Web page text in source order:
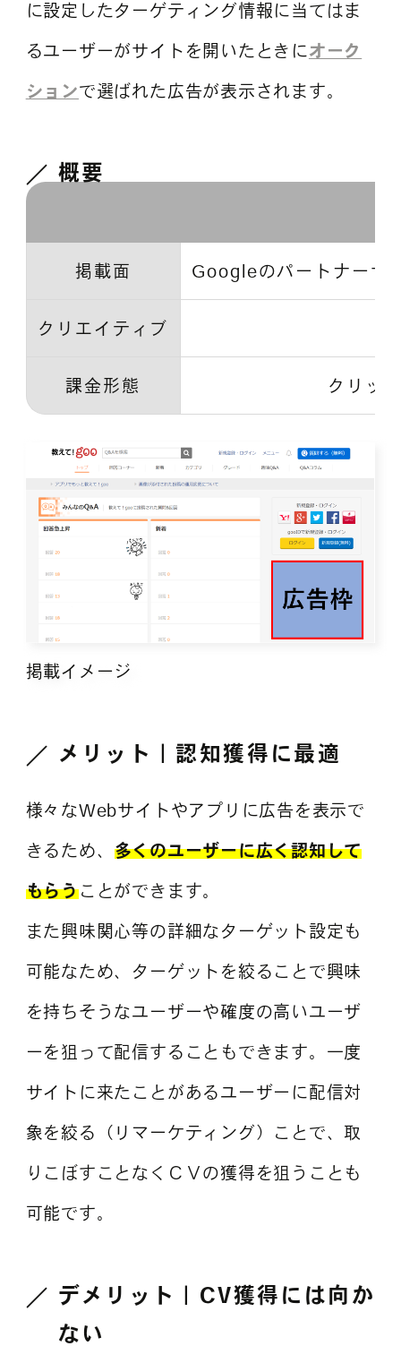
に設定したターゲティング情報に当てはま
るユーザーがサイトを開いたときに オーク
ションで選ばれた広告が表示されます。
概要
掲載面 Googleのパートナーサ
クリエイティブ
課金形態 クリッ
掲載イメージ
メリット｜認知獲得に最適
様々なWebサイトやアプリに広告を表示で
きるため、 多くのユーザーに広く認知して
もらうことができます。
また興味関心等の詳細なターゲット設定も
可能なため、ターゲットを絞ることで興味
を持ちそうなユーザーや確度の高いユーザ
ーを狙って配信することもできます。一度
サイトに来たことがあるユーザーに配信対
象を絞る（リマーケティング）ことで、取
りこぼすことなくＣＶの獲得を狙うことも
可能です。
デメリット｜CV獲得には向か
ない